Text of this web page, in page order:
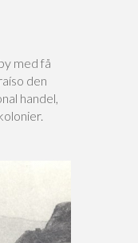
med få
den
handel,